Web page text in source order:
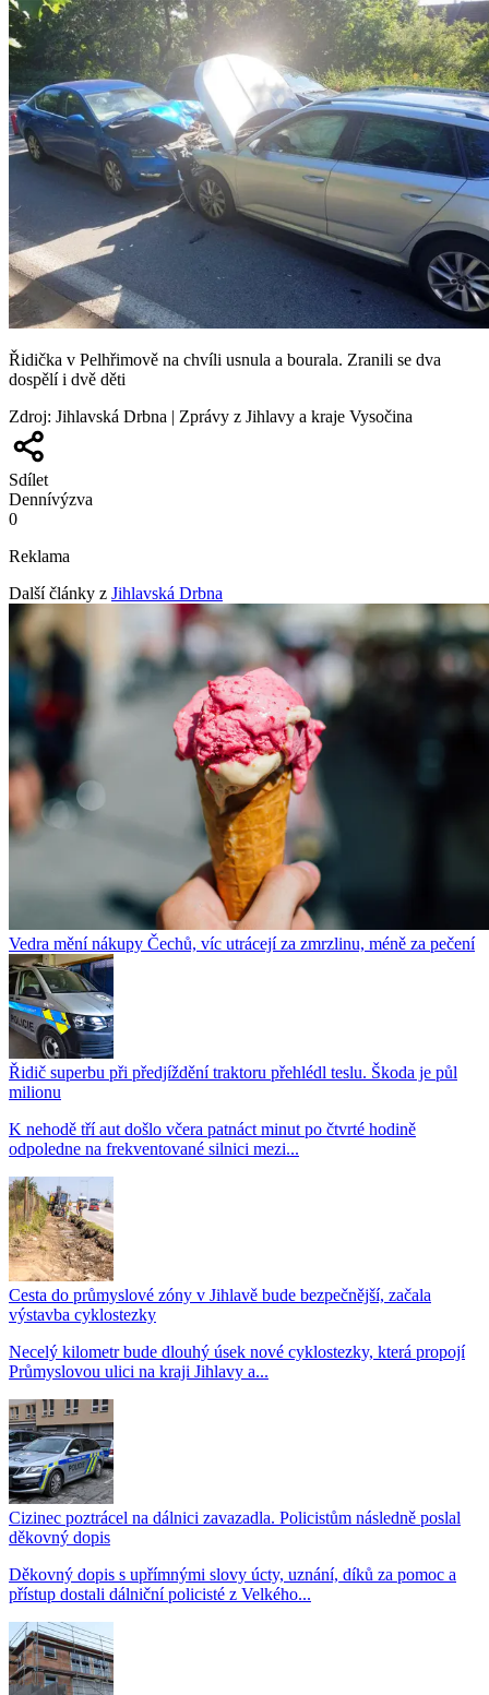
Řidička v Pelhřimově na chvíli usnula a bourala. Zranili se dva
dospělí i dvě děti
Zdroj: Jihlavská Drbna | Zprávy z Jihlavy a kraje Vysočina
Sdílet
Dennívýzva
0
Reklama
Další články z Jihlavská Drbna
Vedra mění nákupy Čechů, víc utrácejí za zmrzlinu, méně za pečení
Řidič superbu při předjíždění traktoru přehlédl teslu. Škoda je půl
milionu
K nehodě tří aut došlo včera patnáct minut po čtvrté hodině
odpoledne na frekventované silnici mezi...
Cesta do průmyslové zóny v Jihlavě bude bezpečnější, začala
výstavba cyklostezky
Necelý kilometr bude dlouhý úsek nové cyklostezky, která propojí
Průmyslovou ulici na kraji Jihlavy a...
Cizinec poztrácel na dálnici zavazadla. Policistům následně poslal
děkovný dopis
Děkovný dopis s upřímnými slovy úcty, uznání, díků za pomoc a
přístup dostali dálniční policisté z Velkého...